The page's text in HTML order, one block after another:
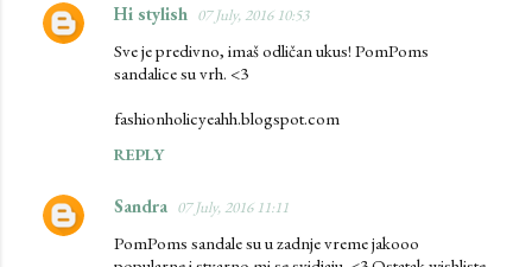
C
t
Hi stylish 07 July, 2016 10:53
Sve je predivno, imaš odličan ukus! PomPoms
sandalice su vrh. <3
fashionholicyeahh.blogspot.com
REPLY
Sandra 07 July, 2016 11:11
PomPoms sandale su u zadnje vreme jakooo